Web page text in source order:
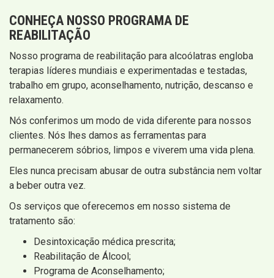
CONHEÇA NOSSO PROGRAMA DE
REABILITAÇÃO
Nosso programa de reabilitação para alcoólatras engloba
terapias líderes mundiais e experimentadas e testadas,
trabalho em grupo, aconselhamento, nutrição, descanso e
relaxamento.
Nós conferimos um modo de vida diferente para nossos
clientes. Nós lhes damos as ferramentas para
permanecerem sóbrios, limpos e viverem uma vida plena.
Eles nunca precisam abusar de outra substância nem voltar
a beber outra vez.
Os serviços que oferecemos em nosso sistema de
tratamento são:
Desintoxicação médica prescrita;
Reabilitação de Álcool;
Programa de Aconselhamento;